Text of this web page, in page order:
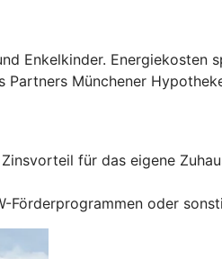
Enkelkinder.
Münchener
für das eigene
Förderprogrammen oder